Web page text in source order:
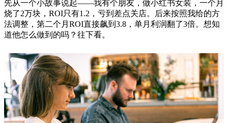
先从一个小故事说起——我有个朋友，做小红书女装，一个月
烧了2万块，ROI只有1.2，亏到差点关店。后来按照我给的方
法调整，第二个月ROI直接飙到3.8，单月利润翻了3倍。想知
道他怎么做到的吗？往下看。